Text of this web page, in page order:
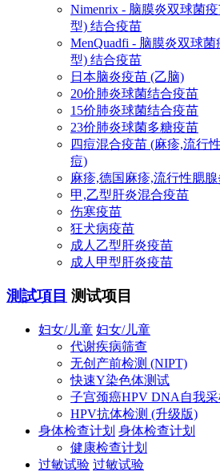
Nimenrix - 脑膜炎双球菌
型) 结合疫苗
MenQuadfi - 脑膜炎双球
型) 结合疫苗
日本脑炎疫苗 (乙脑)
20价肺炎球菌结合疫苗
15价肺炎球菌结合疫苗
23价肺炎球菌多糖疫苗
四痘混合疫苗 (麻疹,流行
痘)
麻疹,德国麻疹,流行性腮
甲,乙型肝炎混合疫苗
伤寒疫苗
狂犬病疫苗
成人乙型肝炎疫苗
成人甲型肝炎疫苗
測試項目 测试项目
妇女/儿童 妇女/儿童
代谢疾病筛查
无创产前检测 (NIPT)
快速Y染色体测试
子宫颈癌HPV DNA自我
HPV抗体检测 (升级版)
身体检查计划 身体检查计划
健康检查计划
过敏试验 过敏试验